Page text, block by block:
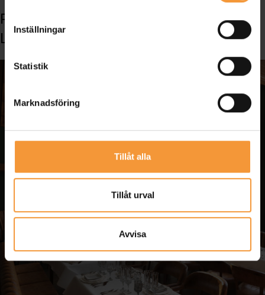
Inställningar
Statistik
Marknadsföring
Tillåt alla
Tillåt urval
Avvisa
Prioritera Kvalitetsmöbler och Snabb
Leverans